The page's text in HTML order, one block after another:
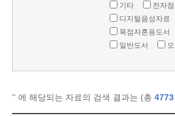
기타
전자
디지털음성자료
묵점자혼용도서
일반도서
'' 에 해당되는 자료의 검색 결과는 (총 4773